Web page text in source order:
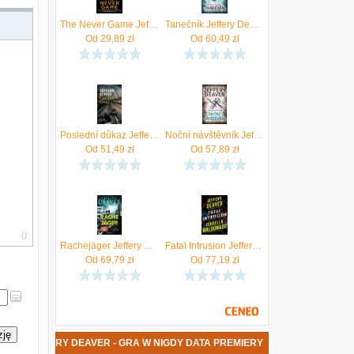
The Never Game Jeffery Deaver
Od 29,89 zł
Tanečník Jeffery Deaver
Od 60,49 zł
Poslední důkaz Jeffery Deaver
Od 51,49 zł
Noční návštěvník Jeffery Deaver
Od 57,89 zł
Rachejäger Jeffery Deaver
Od 69,79 zł
Fatal Intrusion Jeffery Deaver
Od 77,19 zł
JEFFERY DEAVER - GRA W NIGDY DATA PREMIERY